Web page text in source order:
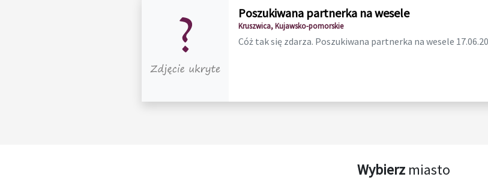
Poszukiwana partnerka na wesele
Kruszwica, Kujawsko-pomorskie
Cóż tak się zdarza. Poszukiwana partnerka na wesele
Wybierzmiasto